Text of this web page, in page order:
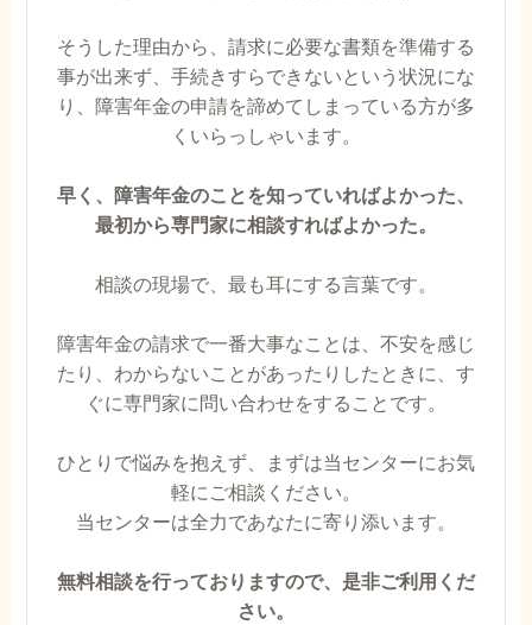
そうした理由から、請求に必要な書類を準備する
事が出来ず、手続きすらできないという状況にな
り、障害年金の申請を諦めてしまっている方が多
くいらっしゃいます。
早く、障害年金のことを知っていればよかった、
最初から専門家に相談すればよかった。
相談の現場で、最も耳にする言葉です。
障害年金の請求で一番大事なことは、不安を感じ
たり、わからないことがあったりしたときに、す
ぐに専門家に問い合わせをすることです。
ひとりで悩みを抱えず、まずは当センターにお気
軽にご相談ください。
当センターは全力であなたに寄り添います。
無料相談を行っておりますので、是非ご利用くだ
さい。